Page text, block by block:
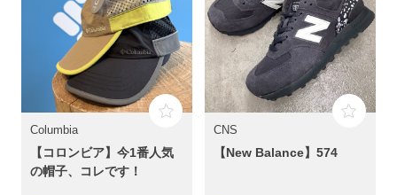
Columbia
【コロンビア】今1番人気
の帽子、コレです！
CNS
【New Balance】574